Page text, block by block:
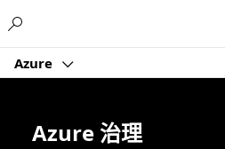
Azure
Azure 治理